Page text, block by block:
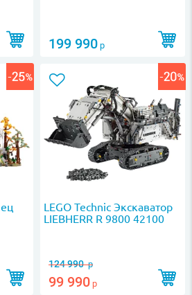
199 990 р
LEGO Technic Экскаватор
LIEBHERR R 9800 42100
124 990р
99 990 р